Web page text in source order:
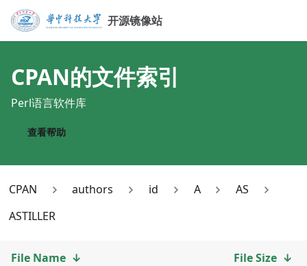
开源镜像站
CPAN的文件索引
Perl语言软件库
查看帮助
CPAN authors id A
AS
ASTILLER
File Name ↓ File Size ↓